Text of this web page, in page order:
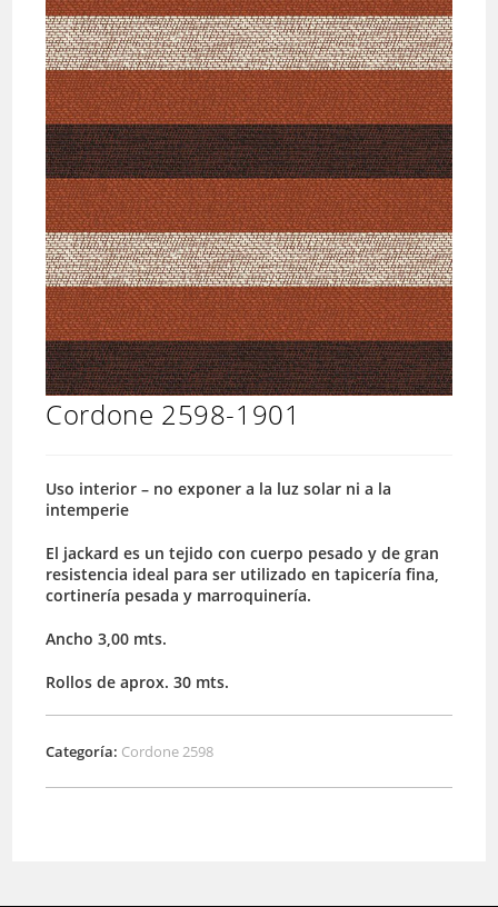
Cordone 2598-1901
Uso interior – no exponer a la luz solar ni a la
intemperie
El jackard es un tejido con cuerpo pesado y de gran
resistencia ideal para ser utilizado en tapicería fina,
cortinería pesada y marroquinería.
Ancho 3,00 mts.
Rollos de aprox. 30 mts.
Categoría: Cordone 2598